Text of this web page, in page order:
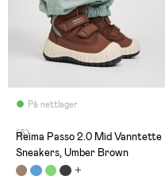
På nettlager
(6)
Reima Passo 2.0 Mid Vanntette
Sneakers, Umber Brown